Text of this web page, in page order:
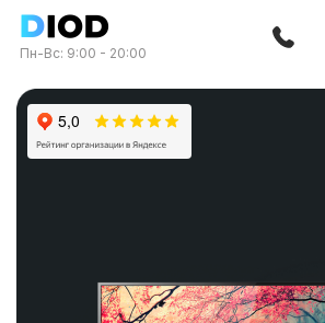
Пн-Вс: 9:00 - 20:00